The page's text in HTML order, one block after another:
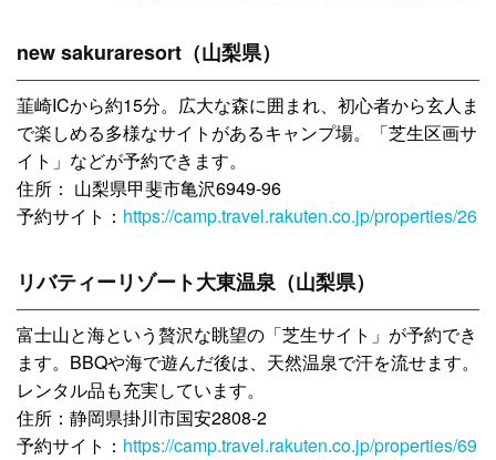
new sakuraresort（山梨県）
韮崎ICから約15分。広大な森に囲まれ、初心者から玄人ま
で楽しめる多様なサイトがあるキャンプ場。「芝生区画サ
イト」などが予約できます。
住所： 山梨県甲斐市亀沢6949-96
予約サイト： https://camp.travel.rakuten.co.jp/properties/26
リバティーリゾート大東温泉（山梨県）
富士山と海という贅沢な眺望の「芝生サイト」が予約でき
ます。BBQや海で遊んだ後は、天然温泉で汗を流せます。
レンタル品も充実しています。
住所：静岡県掛川市国安2808-2
予約サイト： https://camp.travel.rakuten.co.jp/properties/69